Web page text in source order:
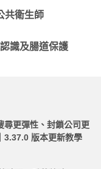
共衛生師
識及腸道保護
尋更彈性、封鎖公司更
3.37.0 版本更新教學